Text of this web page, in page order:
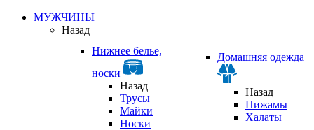
МУЖЧИНЫ
Назад
Нижнее белье,
носки
Назад
Трусы
Майки
Носки
Домашняя одежда
Назад
Пижамы
Халаты